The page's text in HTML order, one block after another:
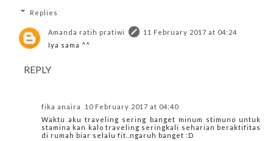
Replies
Amanda ratih pratiwi
11 February 2017 at 04:24
Iya sama ^^
REPLY
fika anaira
10 February 2017 at 04:40
Waktu aku traveling sering banget minum stimuno untuk
stamina kan kalo traveling seringkali seharian beraktifitas
di rumah biar selalu fit..ngaruh banget :D